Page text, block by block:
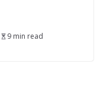
9 min read